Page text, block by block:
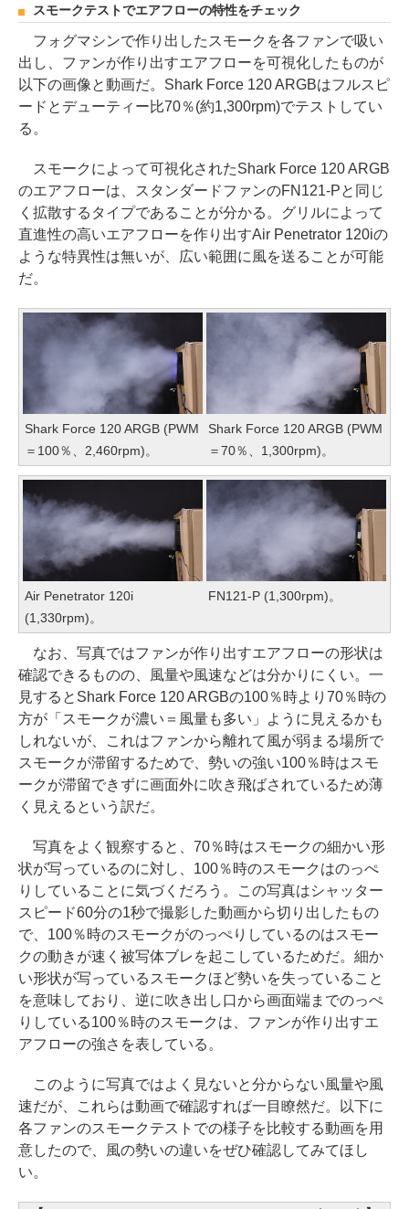
スモークテストでエアフローの特性をチェック
フォグマシンで作り出したスモークを各ファンで吸い
出し、ファンが作り出すエアフローを可視化したものが
以下の画像と動画だ。Shark Force 120 ARGBはフルスピ
ードとデューティー比70％(約1,300rpm)でテストしてい
る。
スモークによって可視化されたShark Force 120 ARGB
のエアフローは、スタンダードファンのFN121-Pと同じ
く拡散するタイプであることが分かる。グリルによって
直進性の高いエアフローを作り出すAir Penetrator 120iの
ような特異性は無いが、広い範囲に風を送ることが可能
だ。
Shark Force 120 ARGB (PWM
＝100％、2,460rpm)。
Shark Force 120 ARGB (PWM
＝70％、1,300rpm)。
Air Penetrator 120i
(1,330rpm)。
FN121-P (1,300rpm)。
なお、写真ではファンが作り出すエアフローの形状は
確認できるものの、風量や風速などは分かりにくい。一
見するとShark Force 120 ARGBの100％時より70％時の
方が「スモークが濃い＝風量も多い」ように見えるかも
しれないが、これはファンから離れて風が弱まる場所で
スモークが滞留するためで、勢いの強い100％時はスモ
ークが滞留できずに画面外に吹き飛ばされているため薄
く見えるという訳だ。
写真をよく観察すると、70％時はスモークの細かい形
状が写っているのに対し、100％時のスモークはのっぺ
りしていることに気づくだろう。この写真はシャッター
スピード60分の1秒で撮影した動画から切り出したもの
で、100％時のスモークがのっぺりしているのはスモー
クの動きが速く被写体ブレを起こしているためだ。細か
い形状が写っているスモークほど勢いを失っていること
を意味しており、逆に吹き出し口から画面端までのっぺ
りしている100％時のスモークは、ファンが作り出すエ
アフローの強さを表している。
このように写真ではよく見ないと分からない風量や風
速だが、これらは動画で確認すれば一目瞭然だ。以下に
各ファンのスモークテストでの様子を比較する動画を用
意したので、風の勢いの違いをぜひ確認してみてほし
い。